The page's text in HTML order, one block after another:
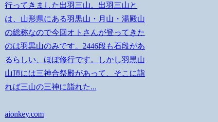
行ってきました出羽三山。出羽三山と
は、山形県にある羽黒山・月山・湯殿山
の総称なので今回オトさんが登ってきた
のは羽黒山のみです。2446段も石段があ
るらしい、ほぼ修行です。しかし羽黒山
山頂には三神合祭殿があって、そこに詣
れば三山の三神に詣れた...
aionkey.com